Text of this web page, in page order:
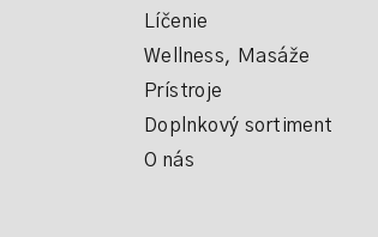
Líčenie
Wellness, Masáže
Prístroje
Doplnkový sortiment
O nás